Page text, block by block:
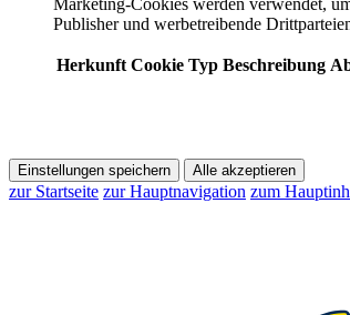
Publisher und werbetreibende
Herkunft Cookie Typ Beschreibung
Einstellungen speichern Alle akzeptieren
zur Startseite zur Hauptnavigation zum